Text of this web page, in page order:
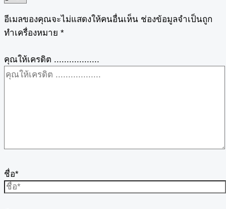
อีเมลของคุณจะไม่แสดงให้คนอื่นเห็น ช่องข้อมูลจำเป็นถูก
ทำเครื่องหมาย *
คุณให้เครดิต ..................
ชื่อ*